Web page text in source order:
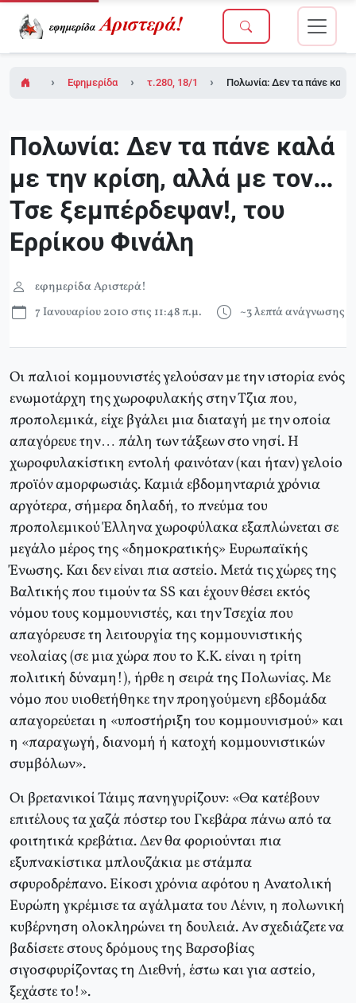
Εφημερίδα Αριστερά!τ.280, 18/12/2009Πολωνία: Δεν τα πάνε καλά
Πολωνία: Δεν τα πάνε καλά
με την κρίση, αλλά με τον…
Τσε ξεμπέρδεψαν!, του
Ερρίκου Φινάλη
εφημερίδα Αριστερά!
7 Ιανουαρίου 2010 στις 11:48 π.μ.
~3 λεπτά ανάγνωσης
Οι παλιοί κομμουνιστές γελούσαν με την ιστορία ενός
ενωμοτάρχη της χωροφυλακής στην Τζια που,
προπολεμικά, είχε βγάλει μια διαταγή με την οποία
απαγόρευε την… πάλη των τάξεων στο νησί. Η
χωροφυλακίστικη εντολή φαινόταν (και ήταν) γελοίο
προϊόν αμορφωσιάς. Καμιά εβδομηνταριά χρόνια
αργότερα, σήμερα δηλαδή, το πνεύμα του
προπολεμικού Έλληνα χωροφύλακα εξαπλώνεται σε
μεγάλο μέρος της «δημοκρατικής» Ευρωπαϊκής
Ένωσης. Και δεν είναι πια αστείο. Μετά τις χώρες της
Βαλτικής που τιμούν τα SS και έχουν θέσει εκτός
νόμου τους κομμουνιστές, και την Τσεχία που
απαγόρευσε τη λειτουργία της κομμουνιστικής
νεολαίας (σε μια χώρα που το Κ.Κ. είναι η τρίτη
πολιτική δύναμη!), ήρθε η σειρά της Πολωνίας. Με
νόμο που υιοθετήθηκε την προηγούμενη εβδομάδα
απαγορεύεται η «υποστήριξη του κομμουνισμού» και
η «παραγωγή, διανομή ή κατοχή κομμουνιστικών
συμβόλων».
Οι βρετανικοί Τάιμς πανηγυρίζουν: «Θα κατέβουν
επιτέλους τα χαζά πόστερ του Γκεβάρα πάνω από τα
φοιτητικά κρεβάτια. Δεν θα φοριούνται πια
εξυπνακίστικα μπλουζάκια με στάμπα
σφυροδρέπανο. Είκοσι χρόνια αφότου η Ανατολική
Ευρώπη γκρέμισε τα αγάλματα του Λένιν, η πολωνική
κυβέρνηση ολοκληρώνει τη δουλειά. Αν σχεδιάζετε να
βαδίσετε στους δρόμους της Βαρσοβίας
σιγοσφυρίζοντας τη Διεθνή, έστω και για αστείο,
ξεχάστε το!».